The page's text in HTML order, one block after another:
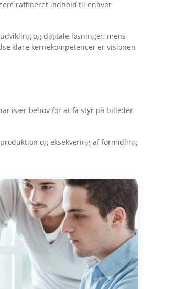
raffineret indhold til enhver
og digitale løsninger, mens
klare kernekompetencer er visionen
især behov for at få styr på billeder
og eksekvering af formidling